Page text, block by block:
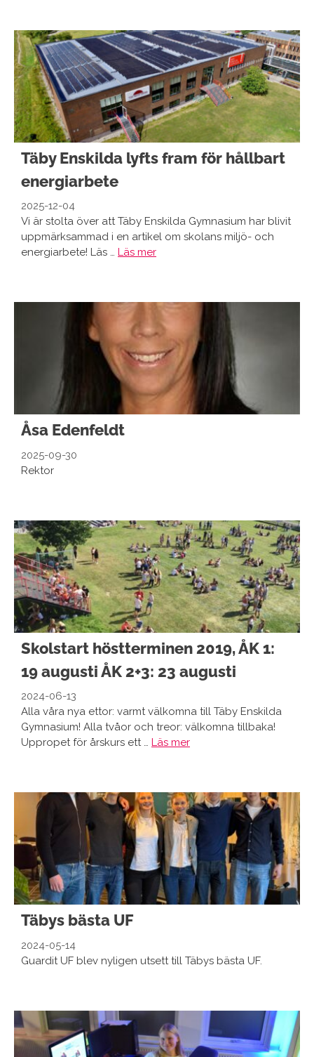
Täby Enskilda lyfts fram för hållbart
energiarbete
2025-12-04
Vi är stolta över att Täby Enskilda Gymnasium har blivit
uppmärksammad i en artikel om skolans miljö- och
energiarbete! Läs … Läs mer
Åsa Edenfeldt
2025-09-30
Rektor
Skolstart höstterminen 2019, ÅK 1:
19 augusti ÅK 2+3: 23 augusti
2024-06-13
Alla våra nya ettor: varmt välkomna till Täby Enskilda
Gymnasium! Alla tvåor och treor: välkomna tillbaka!
Uppropet för årskurs ett … Läs mer
Täbys bästa UF
2024-05-14
Guardit UF blev nyligen utsett till Täbys bästa UF.